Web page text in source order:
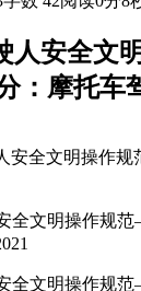
人安全文
：摩托车